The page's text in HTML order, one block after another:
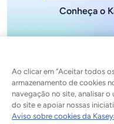
Conheça o
Ao clicar em “Aceitar todos
armazenamento de cookies
navegação no site, analisar
do site e apoiar nossas
Aviso sobre cookies da